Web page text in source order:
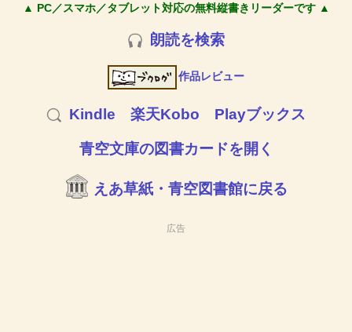
▲ PC／スマホ／タブレット対応の無料縦書きリーダーです ▲
朗読を検索
作品レビュー
Kindle 楽天Kobo Playブックス
青空文庫の図書カードを開く
えあ草紙・青空図書館に戻る
広告